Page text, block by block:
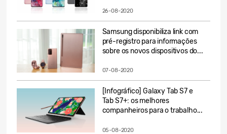
26-08-2020
Samsung disponibiliza link com
pré-registro para informações
sobre os novos dispositivos do...
07-08-2020
[Infográfico] Galaxy Tab S7 e
Tab S7+: os melhores
companheiros para o trabalho...
05-08-2020